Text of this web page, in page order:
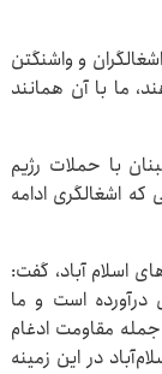
و واشنگتن
ما با آن همانند
اسلامی لبنان با حملات رژیم
که اشغالگری ادامه
اسلام آباد، گفت:
درآورده است و ما
مقاومت ادغام
در این زمینه